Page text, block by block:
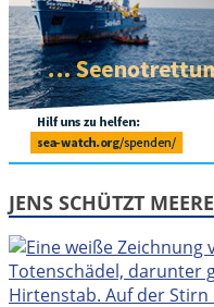
JENS SCHÜTZT MEERE